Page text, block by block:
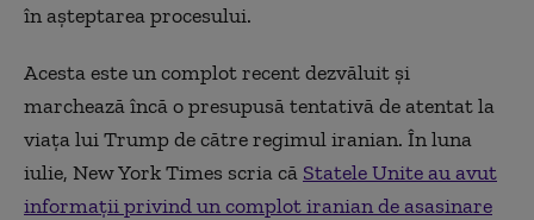
în așteptarea procesului.
Acesta este un complot recent dezvăluit și
marchează încă o presupusă tentativă de atentat la
viața lui Trump de către regimul iranian. În luna
iulie, New York Times scria că Statele Unite au avut
informații privind un complot iranian de asasinare